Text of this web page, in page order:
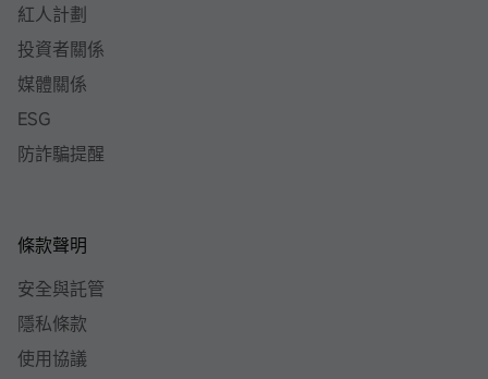
紅人計劃
投資者關係
媒體關係
ESG
防詐騙提醒
條款聲明
安全與託管
隱私條款
使用協議